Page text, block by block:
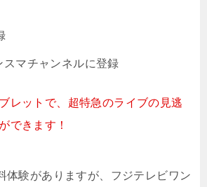
スマチャンネルに登録
レットで、超特急のライブの見逃
できます！
体験がありますが、フジテレビワン